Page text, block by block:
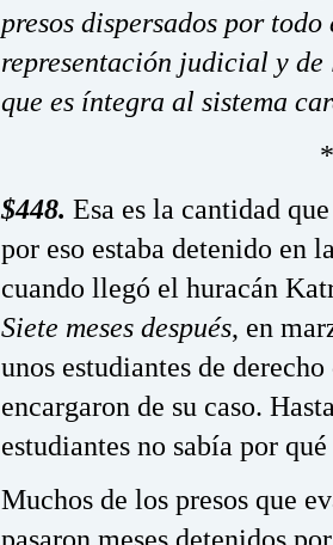
presos dispersados por
representación judicial y de
que es íntegra al sistema
$448. Esa es la cantidad
por eso estaba detenido en
cuando llegó el huracán
Siete meses después, en
unos estudiantes de
encargaron de su caso.
estudiantes no sabía por
Muchos de los presos que